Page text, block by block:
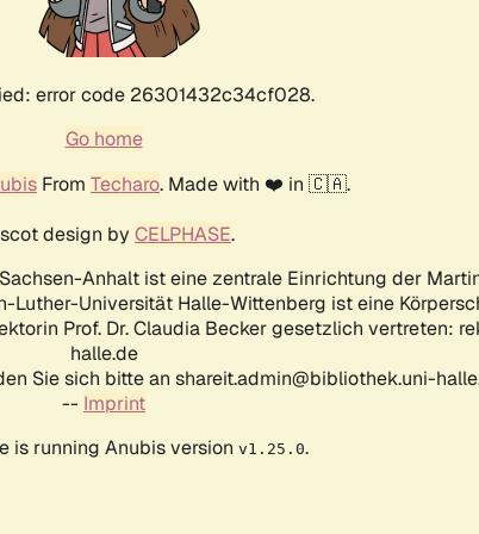
error code 26301432c34cf028.
Go home
From Techaro. Made with ❤️ in 🇨🇦.
design by CELPHASE.
Anhalt ist eine zentrale Einrichtung der
Luther-Universität Halle-Wittenberg ist eine
Prof. Dr. Claudia Becker gesetzlich vertreten:
halle.de
Sie sich bitte an shareit.admin@bibliothek.uni-
-- Imprint
is running Anubis version v1.25.0.